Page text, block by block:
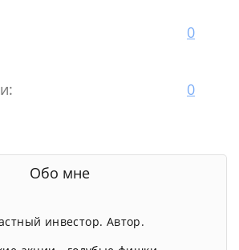
0
0
Обо мне
инвестор. Автор.